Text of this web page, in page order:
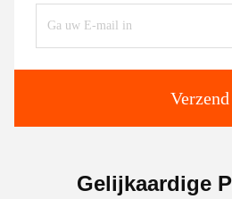
Verzend
Gelijkaardige